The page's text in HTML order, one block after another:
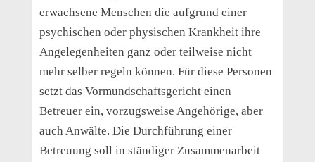
erwachsene Menschen die aufgrund einer
psychischen oder physischen Krankheit ihre
Angelegenheiten ganz oder teilweise nicht
mehr selber regeln können. Für diese Personen
setzt das Vormundschaftsgericht einen
Betreuer ein, vorzugsweise Angehörige, aber
auch Anwälte. Die Durchführung einer
Betreuung soll in ständiger Zusammenarbeit